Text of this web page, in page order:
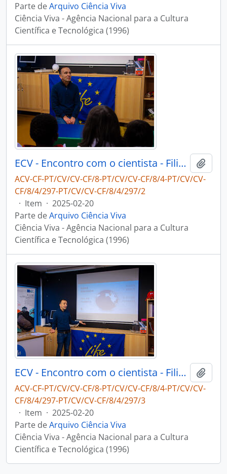
Parte deArquivo Ciência Viva
Ciência Viva - Agência Nacional para a Cultura
Científica e Tecnológica (1996)
ECV - Encontro com o cientista - Filipe Ribeiro e Diogo Ribeiro
ACV-CF-PT/CV/CV-CF/8-PT/CV/CV-CF/8/4-PT/CV/CV-
CF/8/4/297-PT/CV/CV-CF/8/4/297/2
· Item · 2025-02-20
Parte deArquivo Ciência Viva
Ciência Viva - Agência Nacional para a Cultura
Científica e Tecnológica (1996)
ECV - Encontro com o cientista - Filipe Ribeiro e Diogo Ribeiro
ACV-CF-PT/CV/CV-CF/8-PT/CV/CV-CF/8/4-PT/CV/CV-
CF/8/4/297-PT/CV/CV-CF/8/4/297/3
· Item · 2025-02-20
Parte deArquivo Ciência Viva
Ciência Viva - Agência Nacional para a Cultura
Científica e Tecnológica (1996)